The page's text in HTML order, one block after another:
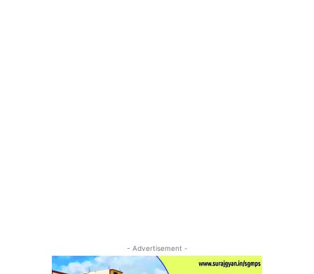
- Advertisement -